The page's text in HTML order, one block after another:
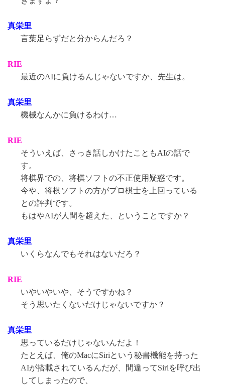
真栄里
言葉足らずだと分からんだろ？
RIE
最近のAIに負けるんじゃないですか、先生は。
真栄里
機械なんかに負けるわけ…
RIE
そういえば、さっき話しかけたこともAIの話で
す。
将棋界での、将棋ソフトの不正使用疑惑です。
今や、将棋ソフトの方がプロ棋士を上回っている
との評判です。
もはやAIが人間を超えた、ということですか？
真栄里
いくらなんでもそれはないだろ？
RIE
いやいやいや、そうですかね？
そう思いたくないだけじゃないですか？
真栄里
思っているだけじゃないんだよ！
たとえば、俺のMacにSiriという秘書機能を持った
AIが搭載されているんだが、間違ってSiriを呼び出
してしまったので、